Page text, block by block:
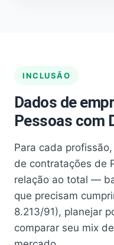
INCLUSÃO
Dados de
Pessoas com
Para cada
de contratações de
relação ao total —
que precisam
8.213/91), planejar
comparar seu mix